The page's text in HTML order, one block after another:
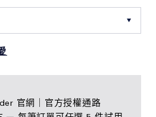
官網｜官方授權通路